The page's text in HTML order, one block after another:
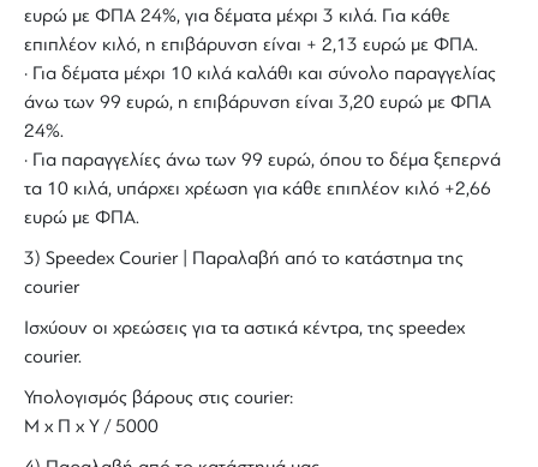
ευρώ με ΦΠΑ 24%, για δέματα μέχρι 3 κιλά. Για κάθε
επιπλέον κιλό, η επιβάρυνση είναι + 2,13 ευρώ με ΦΠΑ.
· Για δέματα μέχρι 10 κιλά καλάθι και σύνολο παραγγελίας
άνω των 99 ευρώ, η επιβάρυνση είναι 3,20 ευρώ με ΦΠΑ
24%.
· Για παραγγελίες άνω των 99 ευρώ, όπου το δέμα ξεπερνά
τα 10 κιλά, υπάρχει χρέωση για κάθε επιπλέον κιλό +2,66
ευρώ με ΦΠΑ.
3) Speedex Courier | Παραλαβή από το κατάστημα της
courier
Ισχύουν οι χρεώσεις για τα αστικά κέντρα, της speedex
courier.
Υπολογισμός βάρους στις courier:
Μ x Π x Y / 5000